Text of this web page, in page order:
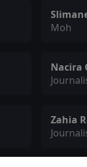
Moh
Nacira
Zahia